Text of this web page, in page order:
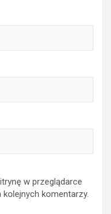
w przeglądarce
kolejnych komentarzy.